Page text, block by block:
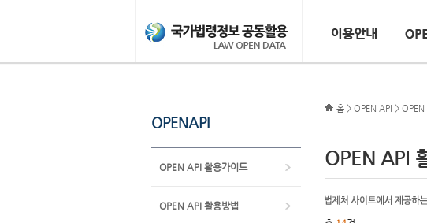
OPENAPI
OPEN API 활용가이드
OPEN API 활용방법
홈 > OPEN API > OPEN
OPEN API